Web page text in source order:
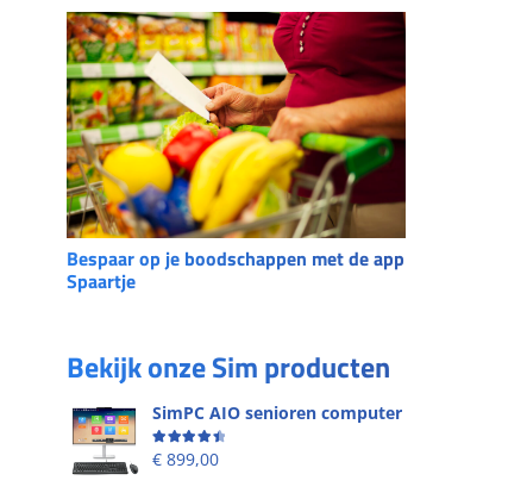
Bespaar op je boodschappen met de app
Spaartje
Bekijk onze Sim producten
SimPC AIO senioren computer
Beoordeling
€ 899,00